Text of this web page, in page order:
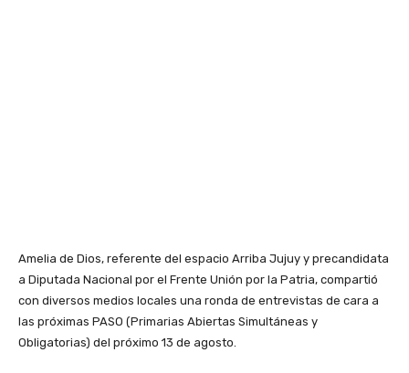
Amelia de Dios, referente del espacio Arriba Jujuy y precandidata
a Diputada Nacional por el Frente Unión por la Patria, compartió
con diversos medios locales una ronda de entrevistas de cara a
las próximas PASO (Primarias Abiertas Simultáneas y
Obligatorias) del próximo 13 de agosto.